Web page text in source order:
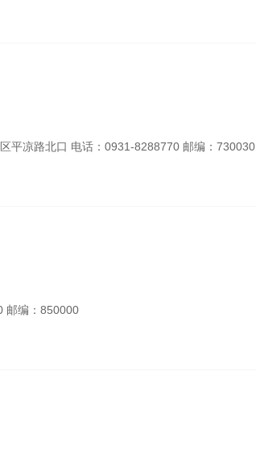
平凉路北口 电话：0931-8288770 邮编：730030
邮编：850000